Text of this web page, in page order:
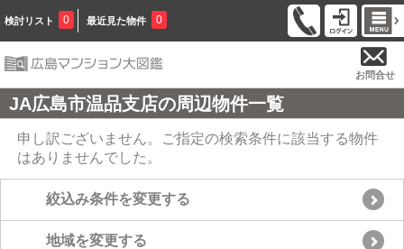
検討リスト 0 最近見た物件 0
お問合せ
JA広島市温品支店の周辺物件一覧
申し訳ございません。ご指定の検索条件に該当する物件
はありませんでした。
絞込み条件を変更する
地域を変更する